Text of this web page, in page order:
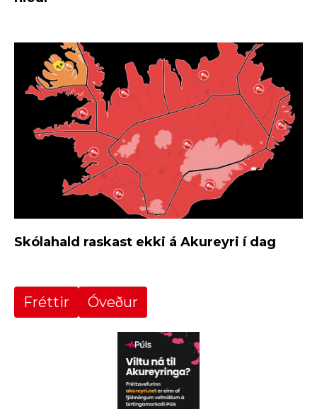
Skólahald raskast ekki á Akureyri í dag
Fréttir Óveður